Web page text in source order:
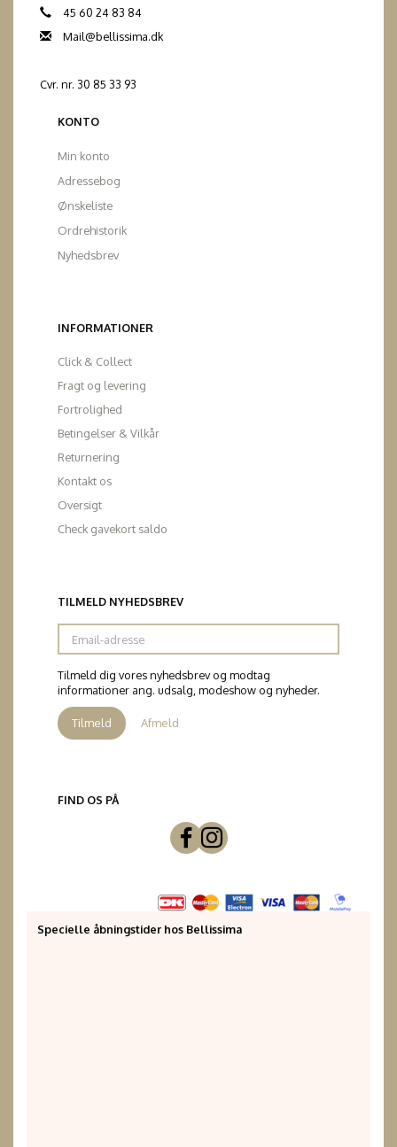
45 60 24 83 84
Mail@bellissima.dk
Cvr. nr. 30 85 33 93
KONTO
Min konto
Adressebog
Ønskeliste
Ordrehistorik
Nyhedsbrev
INFORMATIONER
Click & Collect
Fragt og levering
Fortrolighed
Betingelser & Vilkår
Returnering
Kontakt os
Oversigt
Check gavekort saldo
TILMELD NYHEDSBREV
Email-
adresse
Tilmeld dig vores nyhedsbrev og modtag
informationer ang. udsalg, modeshow og nyheder.
Tilmeld Afmeld
FIND OS PÅ
Specielle åbningstider hos Bellissima